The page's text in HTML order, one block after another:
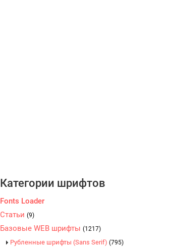
Категории шрифтов
Fonts Loader
Статьи (9)
Базовые WEB шрифты (1217)
Рубленные шрифты (Sans Serif) (795)